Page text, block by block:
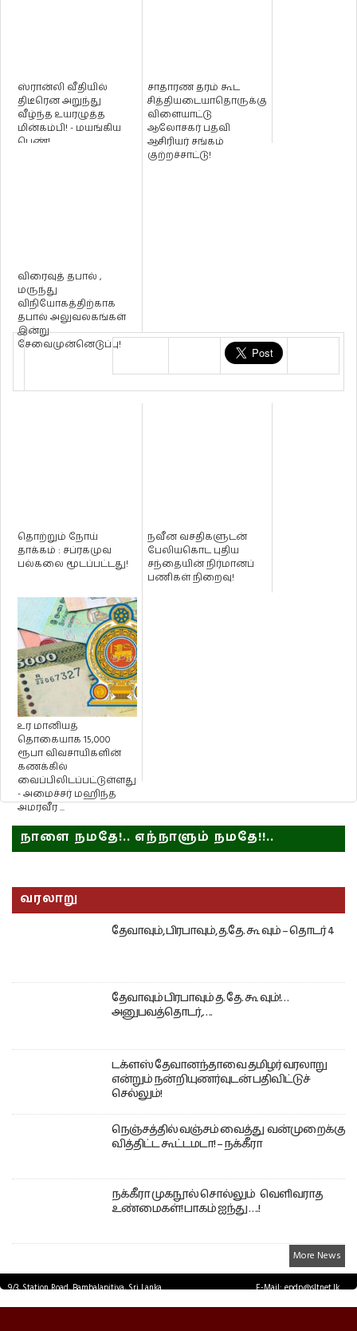
ஸ்ரான்லி வீதியில்
திடீரென அறுந்து
வீழ்ந்த உயரழுத்த
மின்கம்பி! - மயங்கிய
பெண்!
சாதாரண தரம் கூட
சித்தியடையாதொருக்கு
விளையாட்டு
ஆலோசகர் பதவி
ஆசிரியர் சங்கம்
குற்றச்சாட்டு!
விரைவுத் தபால் ,
மருந்து
விநியோகத்திற்காக
தபால் அலுவலகங்கள்
இன்று
சேவைமுன்னெடுப்பு!
தொற்றும் நோய்
தாக்கம் : சப்ரகமுவ
பல்கலை மூடப்பட்டது!
நவீன வசதிகளுடன்
பேலியகொட புதிய
சந்தையின் நிர்மானப்
பணிகள் நிறைவு!
உர மானியத்
தொகையாக 15,000
ரூபா விவசாயிகளின்
கணக்கில்
வைப்பிலிடப்பட்டுள்ளது
- அமைச்சர் மஹிந்த
அமரவீர ...
நாளை நமதே!.. எந்நாளும் நமதே!!..
வரலாறு
தேவாவும், பிரபாவும், த.தே. கூ வும் – தொடர் 4
தேவாவும் பிரபாவும் த. தே. கூ வும்!…
அனுபவத்தொடர்,….
டக்ளஸ் தேவானந்தாவை தமிழர் வரலாறு
என்றும் நன்றியுணர்வுடன் பதிவிட்டுச்
செல்லும்!
நெஞ்சத்தில் வஞ்சம் வைத்து வன்முறைக்கு
வித்திட்ட கூட்டமடா! – நக்கீரா
நக்கீரா முகநூல் சொல்லும் வெளிவராத
உண்மைகள்! பாகம் ஐந்து ….!
More News
9/3, Station Road, Bambalapitiya, Sri Lanka.
E-Mail: epdp@sltnet.lk